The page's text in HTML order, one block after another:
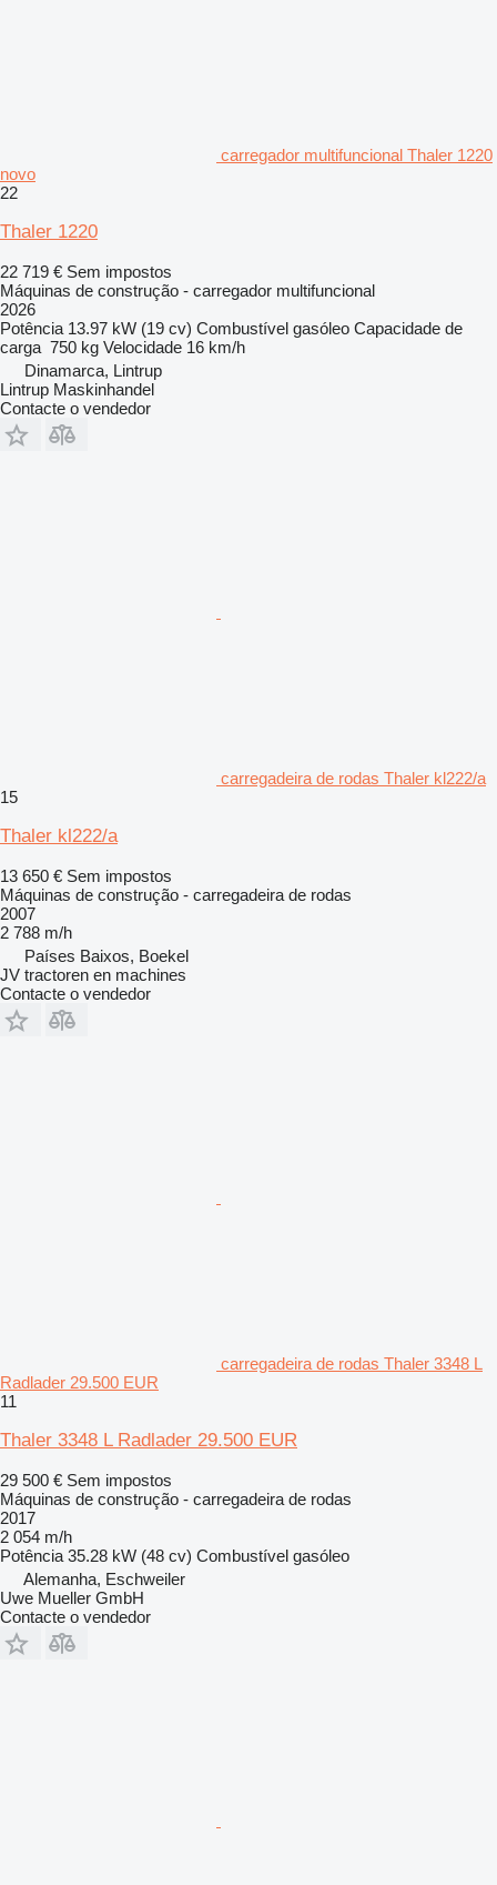
carregador multifuncional Thaler 1220
novo
22
Thaler 1220
22 719 € Sem impostos
Máquinas de construção - carregador multifuncional
2026
Potência 13.97 kW (19 cv) Combustível gasóleo Capacidade de
carga 750 kg Velocidade 16 km/h
Dinamarca, Lintrup
Lintrup Maskinhandel
Contacte o vendedor
carregadeira de rodas Thaler kl222/a
15
Thaler kl222/a
13 650 € Sem impostos
Máquinas de construção - carregadeira de rodas
2007
2 788 m/h
Países Baixos, Boekel
JV tractoren en machines
Contacte o vendedor
carregadeira de rodas Thaler 3348 L
Radlader 29.500 EUR
11
Thaler 3348 L Radlader 29.500 EUR
29 500 € Sem impostos
Máquinas de construção - carregadeira de rodas
2017
2 054 m/h
Potência 35.28 kW (48 cv) Combustível gasóleo
Alemanha, Eschweiler
Uwe Mueller GmbH
Contacte o vendedor